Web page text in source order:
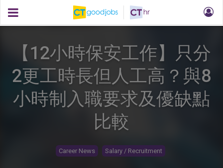
【12小時保安工作】只分
2更工時長但人工高？與8
小時制入職要求及優缺點
比較
Career News Salary / Recruitment